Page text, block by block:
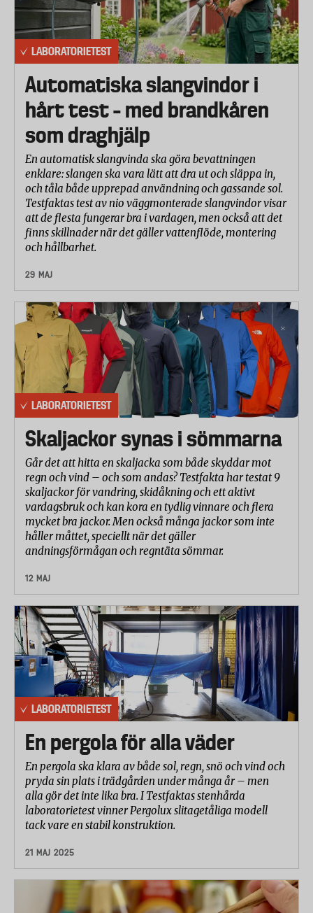
LABORATORIETEST
Automatiska slangvindor i
hårt test – med brandkåren
som draghjälp
En automatisk slangvinda ska göra bevattningen
enklare: slangen ska vara lätt att dra ut och släppa in,
och tåla både upprepad användning och gassande sol.
Testfaktas test av nio väggmonterade slangvindor visar
att de flesta fungerar bra i vardagen, men också att det
finns skillnader när det gäller vattenflöde, montering
och hållbarhet.
29 MAJ
LABORATORIETEST
Skaljackor synas i sömmarna
Går det att hitta en skaljacka som både skyddar mot
regn och vind – och som andas? Testfakta har testat 9
skaljackor för vandring, skidåkning och ett aktivt
vardagsbruk och kan kora en tydlig vinnare och flera
mycket bra jackor. Men också många jackor som inte
håller måttet, speciellt när det gäller
andningsförmågan och regntäta sömmar.
12 MAJ
LABORATORIETEST
En pergola för alla väder
En pergola ska klara av både sol, regn, snö och vind och
pryda sin plats i trädgården under många år – men
alla gör det inte lika bra. I Testfaktas stenhårda
laboratorietest vinner Pergolux slitagetåliga modell
tack vare en stabil konstruktion.
21 MAJ 2025